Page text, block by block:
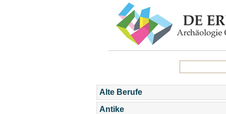
Alte Berufe
Antike